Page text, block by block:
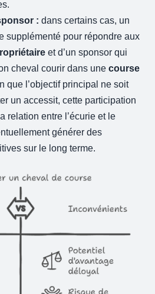
: dans certains cas, un
supplémenté pour répondre aux
et d’un sponsor qui
cheval courir dans unecourse
que l’objectif principal ne soit
un accessit, cette participation
relation entre l’écurie et le
générer des
sur le long terme.